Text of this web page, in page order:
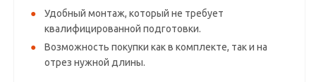
Удобный монтаж, который не требует
квалифицированной подготовки.
Возможность покупки как в комплекте, так и на
отрез нужной длины.